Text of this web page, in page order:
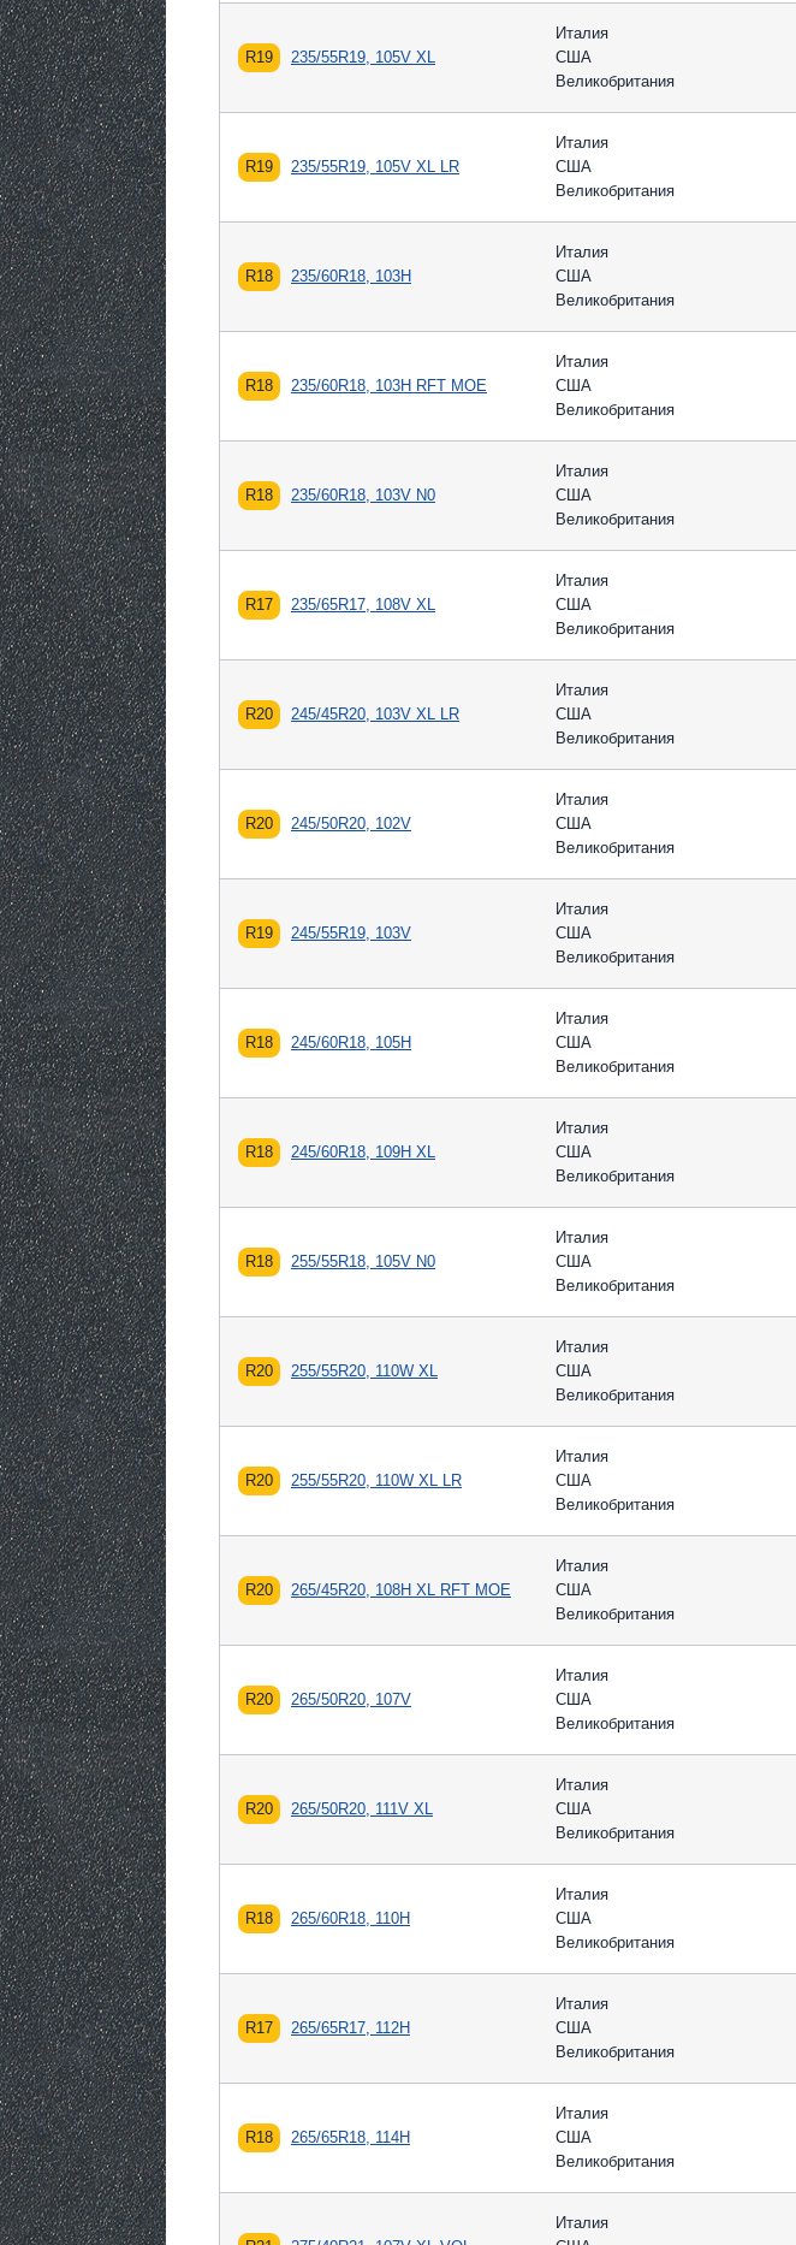
R19 235/55R19, 105V XL
Италия
США
Великобритания
R19 235/55R19, 105V XL LR
Италия
США
Великобритания
R18 235/60R18, 103H
Италия
США
Великобритания
R18 235/60R18, 103H RFT MOE
Италия
США
Великобритания
R18 235/60R18, 103V N0
Италия
США
Великобритания
R17 235/65R17, 108V XL
Италия
США
Великобритания
R20 245/45R20, 103V XL LR
Италия
США
Великобритания
R20 245/50R20, 102V
Италия
США
Великобритания
R19 245/55R19, 103V
Италия
США
Великобритания
R18 245/60R18, 105H
Италия
США
Великобритания
R18 245/60R18, 109H XL
Италия
США
Великобритания
R18 255/55R18, 105V N0
Италия
США
Великобритания
R20 255/55R20, 110W XL
Италия
США
Великобритания
R20 255/55R20, 110W XL LR
Италия
США
Великобритания
R20 265/45R20, 108H XL RFT MOE
Италия
США
Великобритания
R20 265/50R20, 107V
Италия
США
Великобритания
R20 265/50R20, 111V XL
Италия
США
Великобритания
R18 265/60R18, 110H
Италия
США
Великобритания
R17 265/65R17, 112H
Италия
США
Великобритания
R18 265/65R18, 114H
Италия
США
Великобритания
Италия